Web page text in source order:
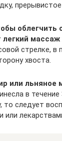
облегчить
легкий
стрелке, в
хвоста.
или льняное
в течение
то следует
или